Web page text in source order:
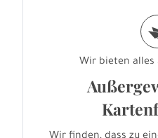
Wir bieten alles